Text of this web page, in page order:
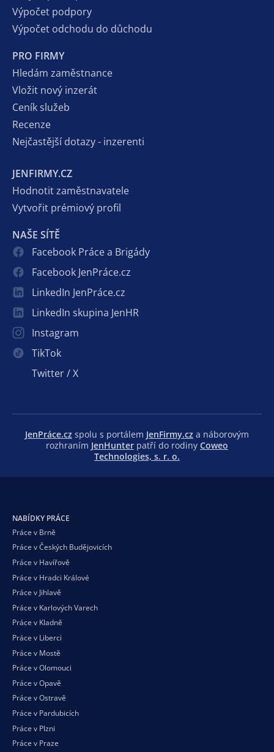
Výpočet podpory
Výpočet odchodu do důchodu
PRO FIRMY
Hledám zaměstnance
Vložit nový inzerát
Ceník služeb
Recenze
Nejčastější dotazy - inzerenti
JENFIRMY.CZ
Hodnotit zaměstnavatele
Vytvořit prémiový profil
NAŠE SÍTĚ
Facebook Práce a Brigády
Facebook JenPráce.cz
LinkedIn JenPráce.cz
LinkedIn skupina JenHR
Instagram
TikTok
Twitter / X
JenPráce.cz spolu s portálem JenFirmy.cz a náborovým
rozhraním JenHunter patří do rodiny Coweo
Technologies, s. r. o.
NABÍDKY PRÁCE
Práce v Brně
Práce v Českých Budějovicích
Práce v Havířově
Práce v Hradci Králové
Práce v Jihlavě
Práce v Karlových Varech
Práce v Kladně
Práce v Liberci
Práce v Mostě
Práce v Olomouci
Práce v Opavě
Práce v Ostravě
Práce v Pardubicích
Práce v Plzni
Práce v Praze